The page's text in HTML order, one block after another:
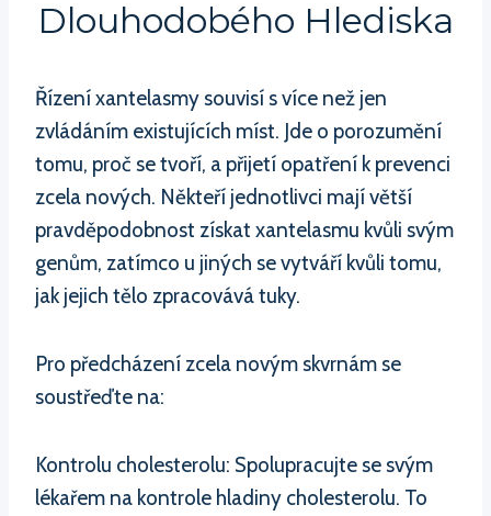
Dlouhodobého Hlediska
Řízení xantelasmy souvisí s více než jen
zvládáním existujících míst. Jde o porozumění
tomu, proč se tvoří, a přijetí opatření k prevenci
zcela nových. Někteří jednotlivci mají větší
pravděpodobnost získat xantelasmu kvůli svým
genům, zatímco u jiných se vytváří kvůli tomu,
jak jejich tělo zpracovává tuky.
Pro předcházení zcela novým skvrnám se
soustřeďte na:
Kontrolu cholesterolu: Spolupracujte se svým
lékařem na kontrole hladiny cholesterolu. To